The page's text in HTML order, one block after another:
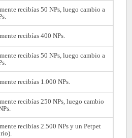
recibías 50 NPs, luego cambio a
recibías 400 NPs.
recibías 50 NPs, luego cambio a
recibías 1.000 NPs.
recibías 250 NPs, luego cambio
recibías 2.500 NPs y un Petpet